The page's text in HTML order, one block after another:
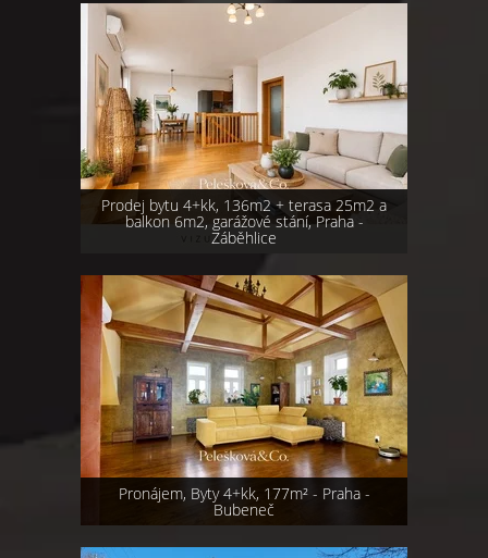
Prodej bytu 4+kk, 136m2 + terasa 25m2 a
balkon 6m2, garážové stání, Praha -
Záběhlice
Pronájem, Byty 4+kk, 177m² - Praha -
Bubeneč